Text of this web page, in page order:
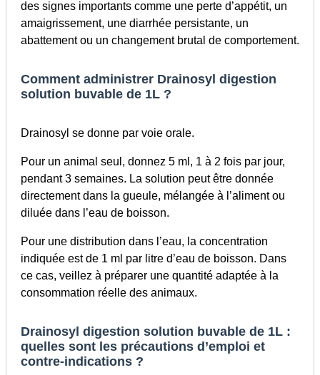
des signes importants comme une perte d’appétit, un
amaigrissement, une diarrhée persistante, un
abattement ou un changement brutal de comportement.
Comment administrer Drainosyl digestion
solution buvable de 1L ?
Drainosyl se donne par voie orale.
Pour un animal seul, donnez 5 ml, 1 à 2 fois par jour,
pendant 3 semaines. La solution peut être donnée
directement dans la gueule, mélangée à l’aliment ou
diluée dans l’eau de boisson.
Pour une distribution dans l’eau, la concentration
indiquée est de 1 ml par litre d’eau de boisson. Dans
ce cas, veillez à préparer une quantité adaptée à la
consommation réelle des animaux.
Drainosyl digestion solution buvable de 1L :
quelles sont les précautions d’emploi et
contre-indications ?